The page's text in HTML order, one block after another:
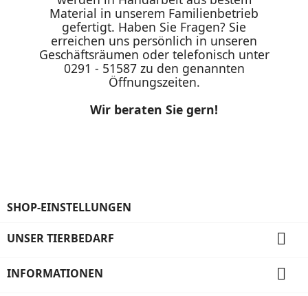
Material in unserem Familienbetrieb
gefertigt. Haben Sie Fragen? Sie
erreichen uns persönlich in unseren
Geschäftsräumen oder telefonisch unter
0291 - 51587 zu den genannten
Öffnungszeiten.
Wir beraten Sie gern!
SHOP-EINSTELLUNGEN
UNSER TIERBEDARF 
INFORMATIONEN 